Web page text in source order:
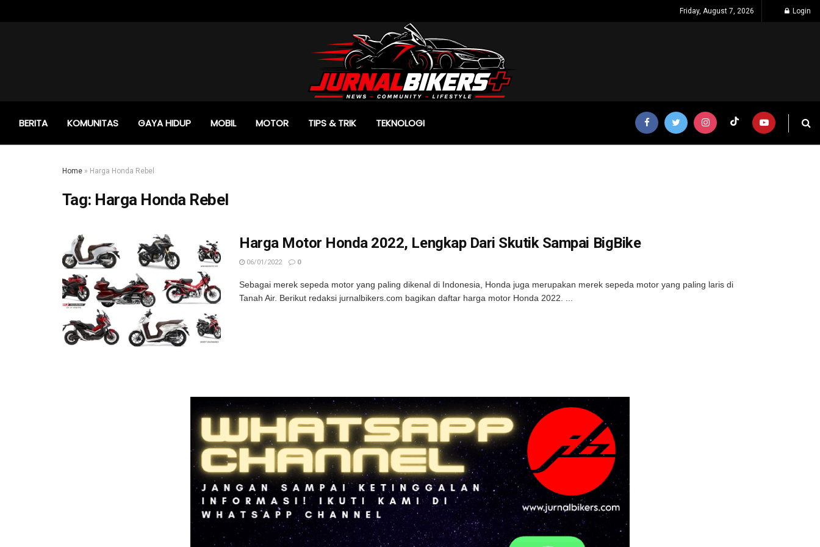
Friday, August 7, 2026 Login
BERITA KOMUNITAS GAYA HIDUP MOBIL MOTOR TIPS & TRIK TEKNOLOGI
Home » Harga Honda Rebel
Tag: Harga Honda Rebel
Harga Motor Honda 2022, Lengkap Dari Skutik Sampai BigBike
06/01/2022 0
Sebagai merek sepeda motor yang paling dikenal di Indonesia, Honda juga merupakan merek sepeda motor yang paling laris di
Tanah Air. Berikut redaksi jurnalbikers.com bagikan daftar harga motor Honda 2022. ...